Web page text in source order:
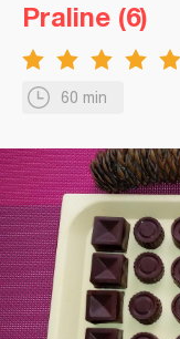
60 min
Praline (6)